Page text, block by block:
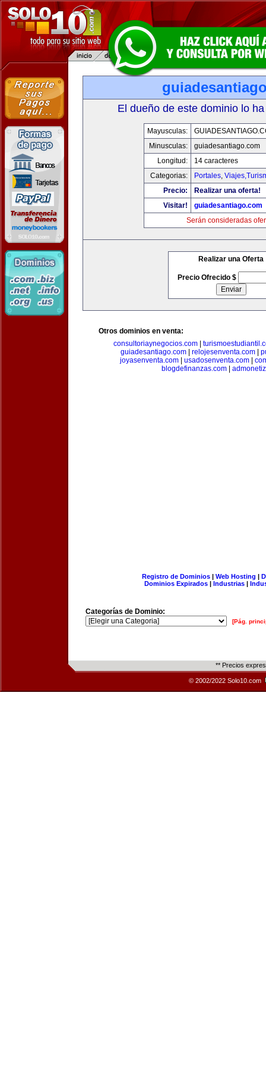
El dueño de este dominio lo
Mayusculas:
Minusculas:
guiadesantiago.com
Longitud:
14 caracteres
Categorias:
Portales,
Precio:
Realizar una oferta!
Visitar!
guiadesantiago.com
Serán consideradas
Realizar una Oferta
Precio Ofrecido $
Otros dominios en venta:
consultoriaynegocios.com
guiadesantiago.com| relojesenventa.com|
joyasenventa.com
usadosenventa.com
blogdefinanzas.com|
Registro de Dominios| Web Hosting |
Dominios Expirados | Industrias |
Categorías de Dominio:
[Pág.
** Precios
© 2002/2022 Solo10.com